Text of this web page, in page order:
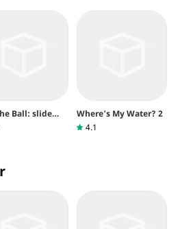
Ball: slide
Where's My Water? 2
4.1